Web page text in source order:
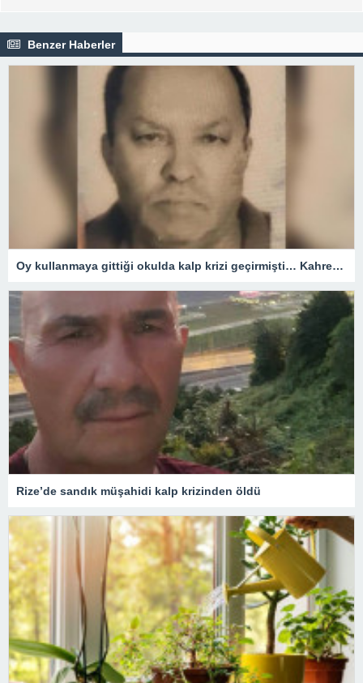
Benzer Haberler
Oy kullanmaya gittiği okulda kalp krizi geçirmişti… Kahreden haber!
Rize’de sandık müşahidi kalp krizinden öldü